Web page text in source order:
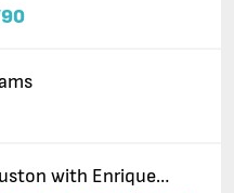
with Enrique